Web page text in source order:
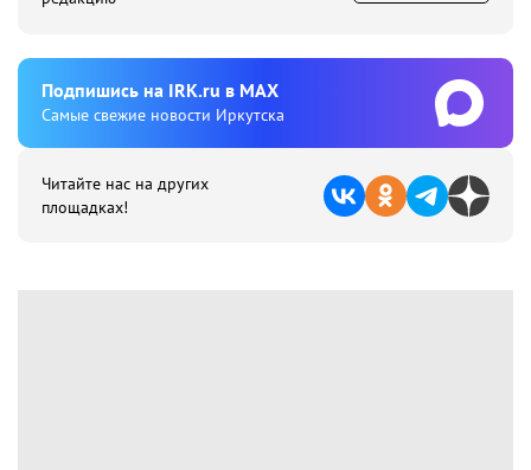
Подпишиcь на IRK.ru в MAX
Cамые свежие новости Иркутска
Читайте нас на других
площадках!